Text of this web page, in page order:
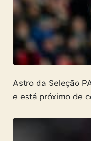
Astro da Seleção
e está próximo de